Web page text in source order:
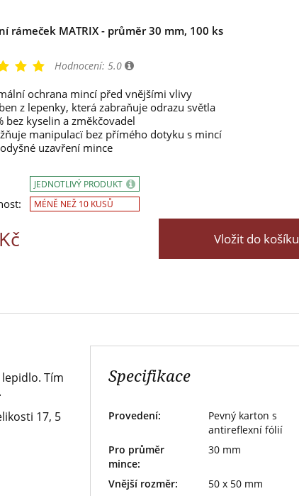
rámeček MATRIX - průměr 30 mm, 100 ks
Hodnocení: 5.0
ochrana mincí před vnějšími vlivy
z lepenky, která zabraňuje odrazu světla
bez kyselin a změkčovadel
manipulacï bez přímého dotyku s mincí
uzavření mince
JEDNOTLIVÝ PRODUKT
MÉNĚ NEŽ 10 KUSŮ
Vložit do košíku
Tím
17, 5
Specifikace
Provedení:
Pevný karton s
antireflexní fólií
Pro průměr
mince:
30 mm
Vnější rozměr:
50 x 50 mm